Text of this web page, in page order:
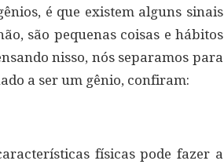
é que existem alguns sinais
são pequenas coisas e hábitos
nisso, nós separamos para
a ser um gênio, confiram:
físicas pode fazer a